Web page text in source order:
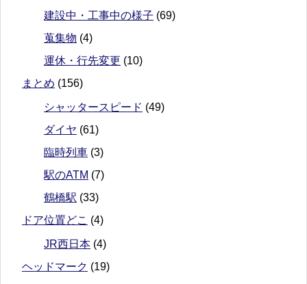
建設中・工事中の様子 (69)
蒐集物 (4)
運休・行先変更 (10)
まとめ (156)
シャッタースピード (49)
ダイヤ (61)
臨時列車 (3)
駅のATM (7)
鶴橋駅 (33)
ドア位置どこ (4)
JR西日本 (4)
ヘッドマーク (19)